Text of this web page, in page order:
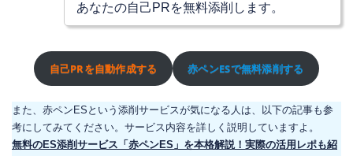
あなたの自己PRを無料添削します。
自己PRを自動作成する 赤ペンESで無料添削する
また、赤ペンESという添削サービスが気になる人は、以下の記事も参
考にしてみてください。サービス内容を詳しく説明していますよ。
無料のES添削サービス「赤ペンES」を本格解説！実際の活用レポも紹